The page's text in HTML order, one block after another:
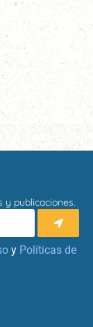
y publicaciones.
y Políticas de